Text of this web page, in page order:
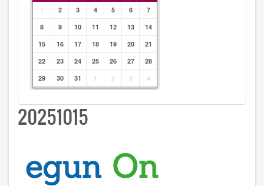
1 2 3 4 5 6
7
8
9 10 11 12 13
14
15
16 17 18 19 20
21
22
23 24 25 26 27
28
29
30 31 1 2 3 4
20251015